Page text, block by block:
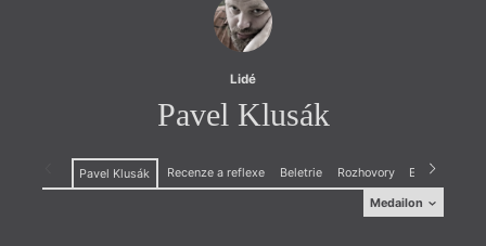
Lidé
Pavel Klusák
Pavel Klusák Recenze a reflexe Beletrie Rozhovory Esejistika
Medailon